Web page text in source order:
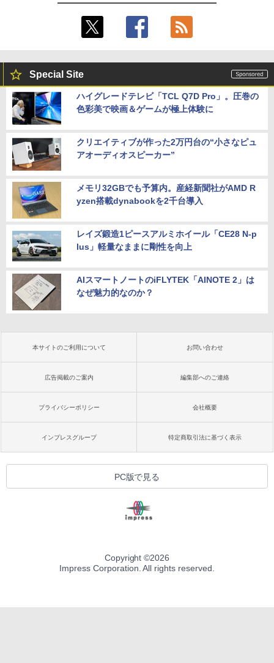
Special Site
ハイグレードテレビ「TCL Q7D Pro」。圧巻の
色彩美で映画＆ゲームが極上体験に
クリエイティブが作った2万円台の“小さなピュ
アオーディオスピーカー”
メモリ32GBでも予算内。産経新聞社がAMD R
yzen搭載dynabookを2千台導入
レイズ鍛造1ピースアルミホイール「CE28 N-p
lus」軽量なままに剛性を向上
AIスマートノートのiFLYTEK「AINOTE 2」は
なぜ魅力的なのか？
本サイトのご利用について お問い合わせ
広告掲載のご案内 編集部へのご連絡
プライバシーポリシー 会社概要
インプレスグループ 特定商取引法に基づく表示
PC版で見る
Copyright ©2026
Impress Corporation. All rights reserved.